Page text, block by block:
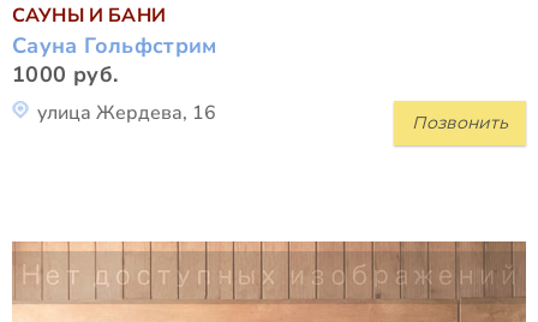
САУНЫ И БАНИ
Сауна Гольфстрим
1000 руб.
Позвонить
улица Жердева, 16